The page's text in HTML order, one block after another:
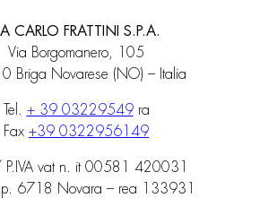
CARLO FRATTINI S.P.A.
Via Borgomanero, 105
Briga Novarese (NO) – Italia
Tel. + 39 03229549ra
Fax +39 0322956149
vat n. it 00581 420031
6718 Novara – rea 133931